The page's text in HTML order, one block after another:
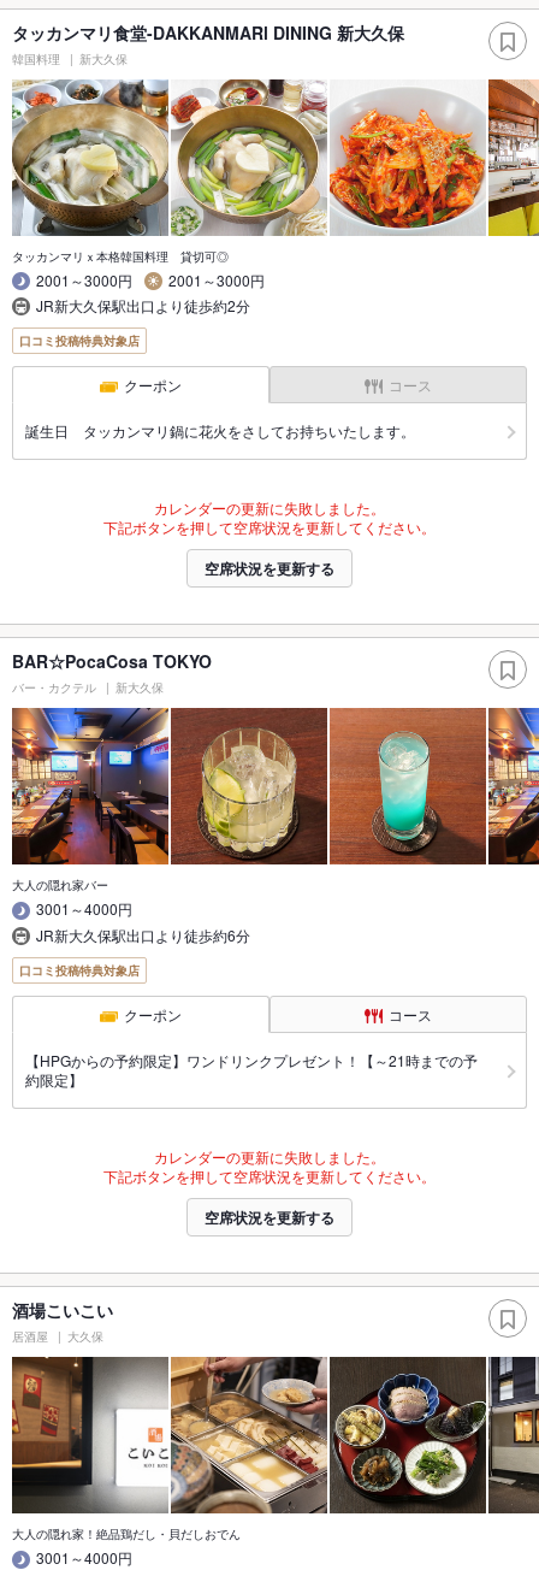
タッカンマリ食堂-DAKKANMARl DINING 新大久保
韓国料理 新大久保
タッカンマリｘ本格韓国料理 貸切可◎
2001～3000円
2001～3000円
JR新大久保駅出口より徒歩約2分
口コミ投稿特典対象店
クーポン コース
誕生日 タッカンマリ鍋に花火をさしてお持ちいたします。
カレンダーの更新に失敗しました。
下記ボタンを押して空席状況を更新してください。
空席状況を更新する
BAR☆PocaCosa TOKYO
バー・カクテル 新大久保
大人の隠れ家バー
3001～4000円
JR新大久保駅出口より徒歩約6分
口コミ投稿特典対象店
クーポン コース
【HPGからの予約限定】ワンドリンクプレゼント！【～21時までの予
約限定】
カレンダーの更新に失敗しました。
下記ボタンを押して空席状況を更新してください。
空席状況を更新する
酒場こいこい
居酒屋 大久保
大人の隠れ家！絶品鶏だし・貝だしおでん
3001～4000円